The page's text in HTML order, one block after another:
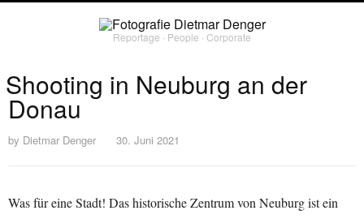
Reportage ∙ People ∙ Corporate
Shooting in Neuburg an der
Donau
by Dietmar Denger 30. Juni 2021
Was für eine Stadt! Das historische Zentrum von Neuburg ist ein